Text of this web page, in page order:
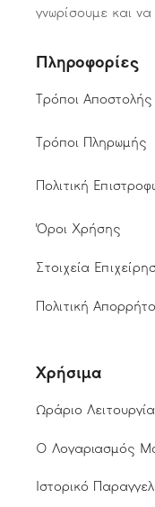
γνωρίσουμε και
Πληροφορίες
Τρόποι Αποστολής
Τρόποι Πληρωμής
Πολιτική
Όροι Χρήσης
Στοιχεία
Πολιτική
Χρήσιμα
Ωράριο
Ο Λογαριασμός
Ιστορικό